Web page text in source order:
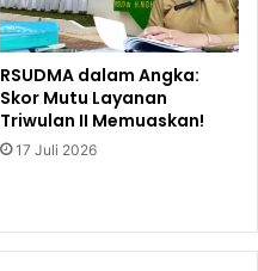
RSUDMA dalam Angka:
Skor Mutu Layanan
Triwulan II Memuaskan!
17 Juli 2026